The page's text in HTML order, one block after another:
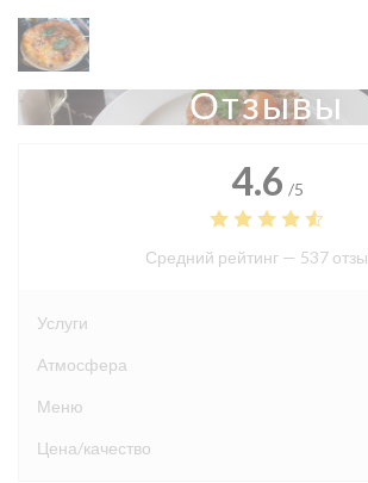
Панель управления cookies
Отзывы
4.6 /5
Средний рейтинг — 537
Услуги
Атмосфера
Меню
Цена/качество